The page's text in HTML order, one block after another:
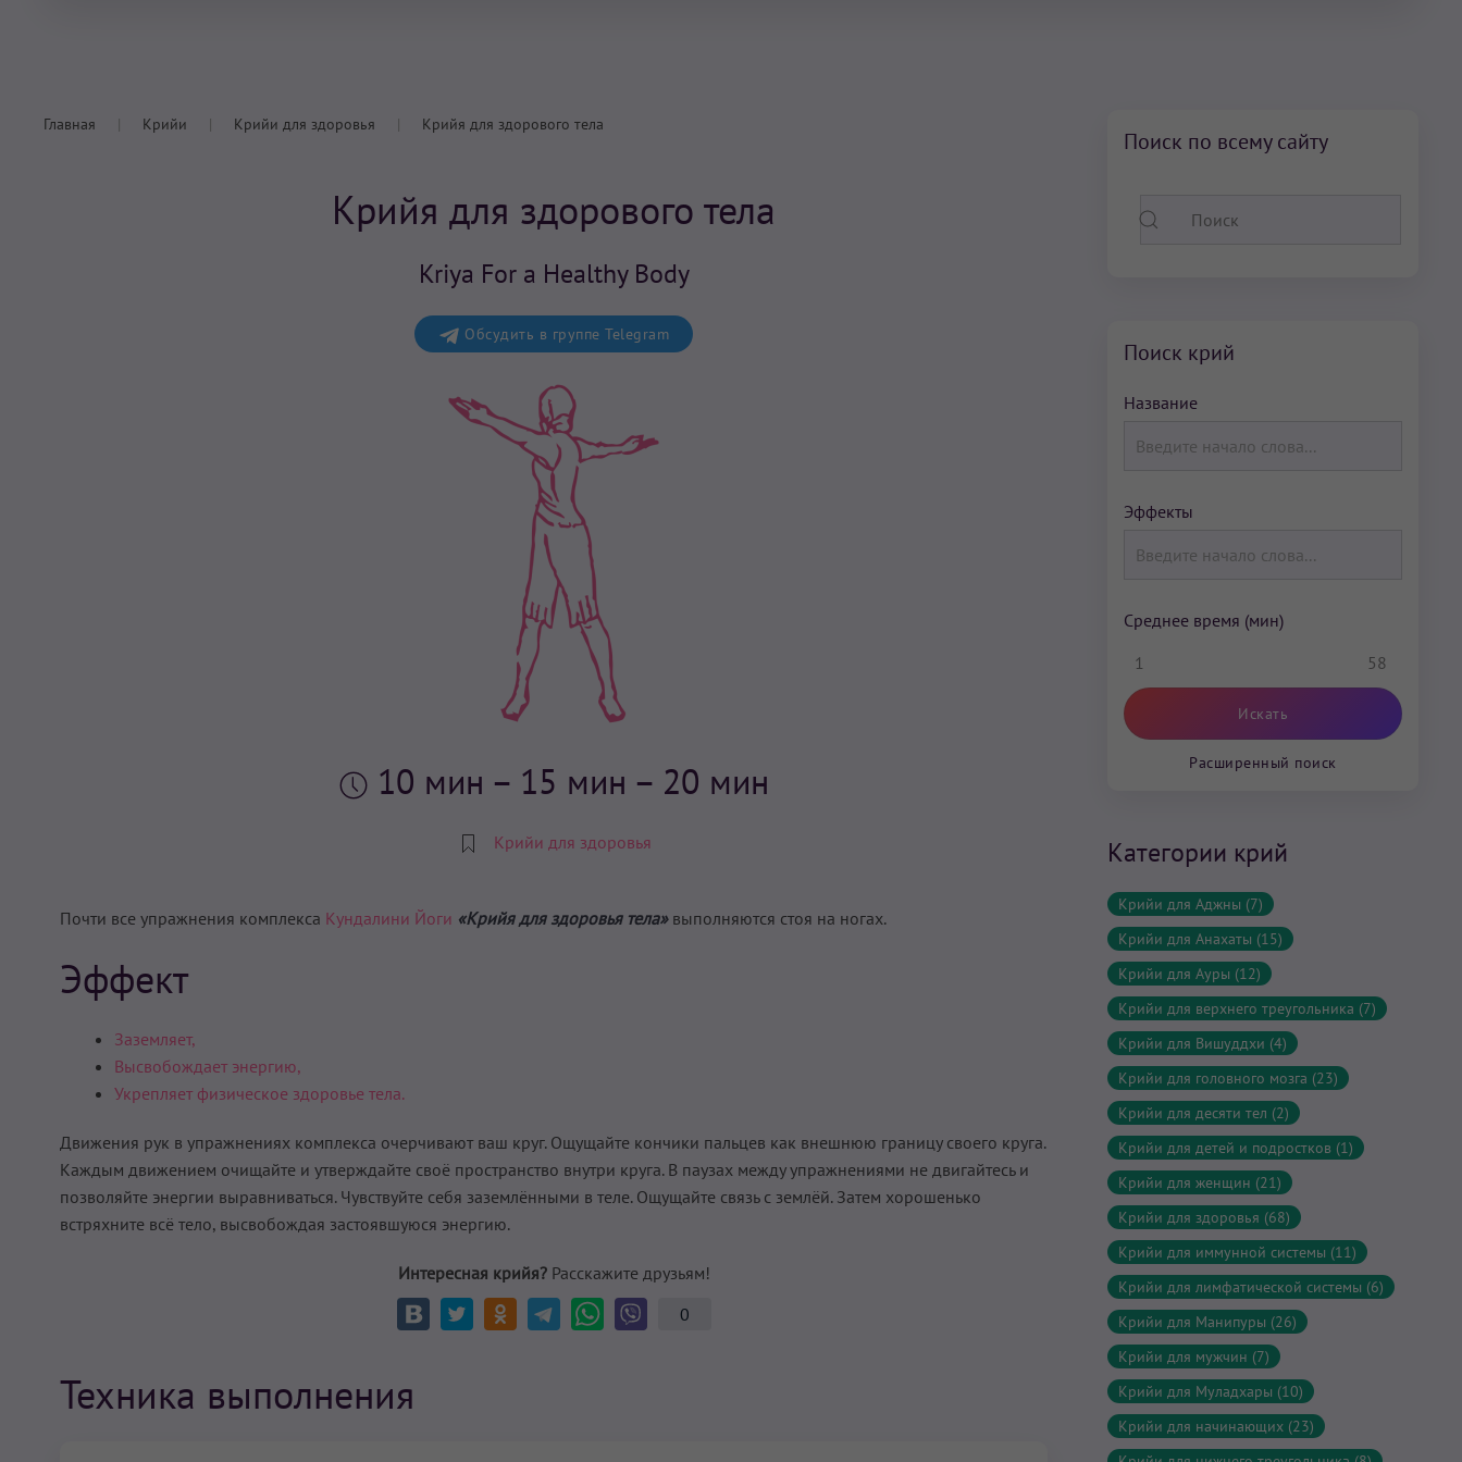
Главная Крийи Крийи для здоровья Крийя для здорового тела
Крийя для здорового тела
Kriya For a Healthy Body
Обсудить в группе Telegram
10 мин – 15 мин – 20 мин
Крийи для здоровья
Почти все упражнения комплекса Кундалини Йоги «Крийя для здоровья тела» выполняются стоя на ногах.
Эффект
Заземляет,
Высвобождает энергию,
Укрепляет физическое здоровье тела.
Движения рук в упражнениях комплекса очерчивают ваш круг. Ощущайте кончики пальцев как внешнюю границу своего круга.
Каждым движением очищайте и утверждайте своё пространство внутри круга. В паузах между упражнениями не двигайтесь и
позволяйте энергии выравниваться. Чувствуйте себя заземлёнными в теле. Ощущайте связь с землёй. Затем хорошенько
встряхните всё тело, высвобождая застоявшуюся энергию.
Интересная крийя?Расскажите друзьям!
0
Техника выполнения
Поиск по всему сайту
Поиск крий
Название
Эффекты
Среднее время (мин)
1
58
Расширенный поиск
Категории крий
Крийи для Аджны (7)
Крийи для Анахаты (15)
Крийи для Ауры (12)
Крийи для верхнего треугольника (7)
Крийи для Вишуддхи (4)
Крийи для головного мозга (23)
Крийи для десяти тел (2)
Крийи для детей и подростков (1)
Крийи для женщин (21)
Крийи для здоровья (68)
Крийи для иммунной системы (11)
Крийи для лимфатической системы (6)
Крийи для Манипуры (26)
Крийи для мужчин (7)
Крийи для Муладхары (10)
Крийи для начинающих (23)